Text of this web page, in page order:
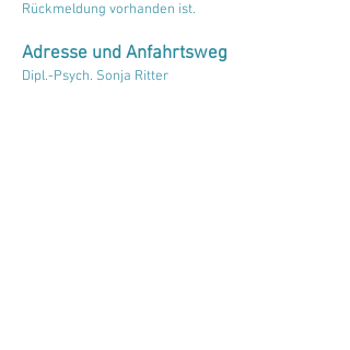
Rückmeldung vorhanden ist.
Adresse und Anfahrtsweg
Dipl.-Psych. Sonja Ritter